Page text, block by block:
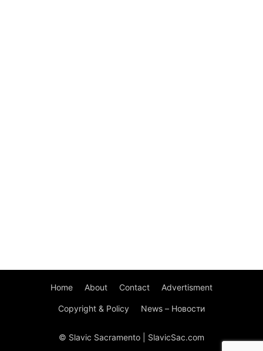
Home About Contact Advertisment
Copyright & Policy News – Новости
© Slavic Sacramento | SlavicSac.com